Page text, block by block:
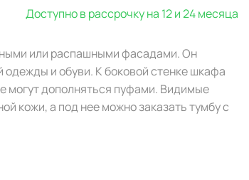
Доступно в рассрочку на 12 и 24 месяца
или распашными фасадами. Он
и обуви. К боковой стенке шкафа
могут дополняться пуфами. Видимые
кожи, а под нее можно заказать тумбу с